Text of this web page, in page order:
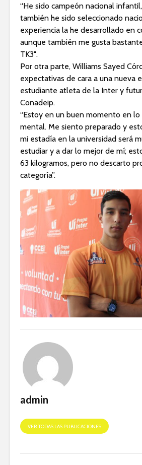
“He sido campeón nacional
también he sido seleccionado
experiencia la he desarrollado en
aunque también me gusta
TK3″.
Por otra parte, Williams Sayed
expectativas de cara a una nueva
estudiante atleta de la Inter y
Conadeip.
“Estoy en un buen momento en
mental. Me siento preparado y
mi estadía en la universidad será
estudiar y a dar lo mejor de mí;
63 kilogramos, pero no descarto
categoría”.
admin
VER TODAS LAS PUBLICACIONES